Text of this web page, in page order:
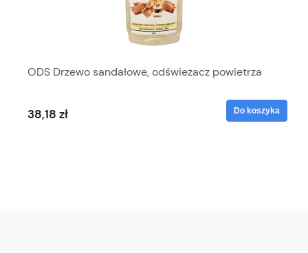
ODS Drzewo sandałowe, odświeżacz powietrza
38,18 zł Do koszyka